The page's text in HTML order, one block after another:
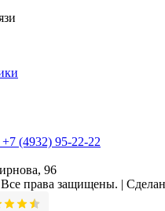
+7 (4932) 95-22-22
96
права защищены. |